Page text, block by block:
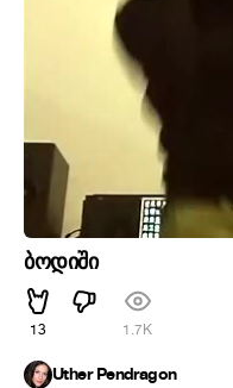
ბოდიში
13 1.7K
Uther Pendragon